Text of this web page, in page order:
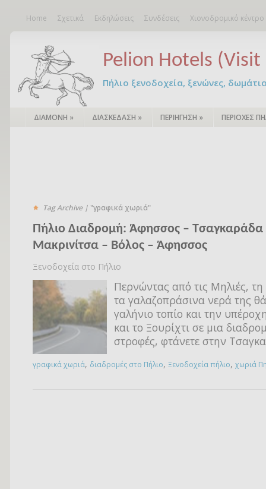
Home Σχετικά Εκδηλώσεις Συνδέσεις Χιονοδρομικό
Pelion Hotels (Visit
Πήλιο ξενοδοχεία, ξενώνες,
ΔΙΑΜΟΝΗ » ΔΙΑΣΚΕΔΑΣΗ » ΠΕΡΙΗΓΗΣΗ » ΠΕΡΙΟΧΕΣ
Tag Archive | "γραφικά χωριά"
Πήλιο Διαδρομή: Άφησσος – Τσαγκαράδα
Μακρινίτσα – Βόλος – Άφησσος
Ξενοδοχεία στο Πήλιο
Περνώντας από τις Μηλιές,
τα γαλαζοπράσινα νερά της
γαλήνιο τοπίο και την
και το Ξουρίχτι σε μια
στροφές, φτάνετε στην
γραφικά χωριά, διαδρομές στο Πήλιο, Ξενοδοχεία πήλιο, χωριά